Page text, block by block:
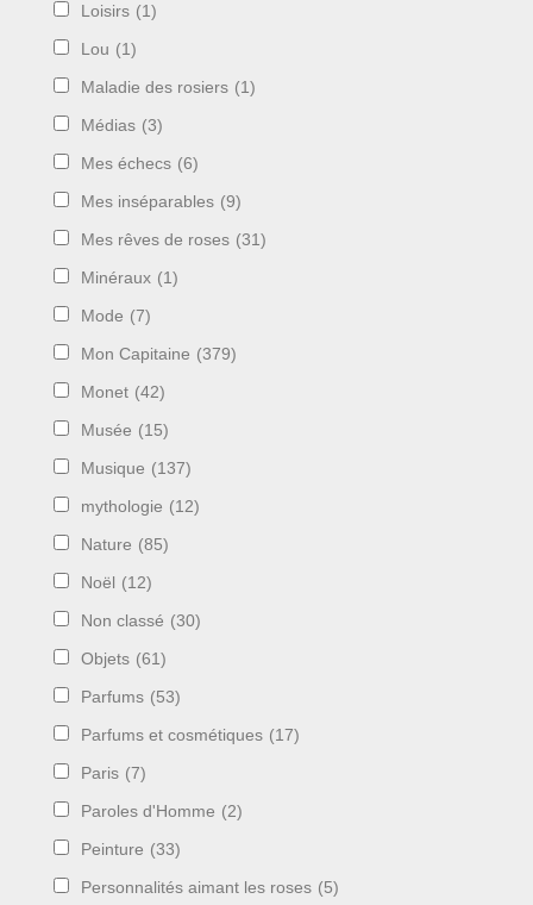
Loisirs (1)
Lou (1)
Maladie des rosiers (1)
Médias (3)
Mes échecs (6)
Mes inséparables (9)
Mes rêves de roses (31)
Minéraux (1)
Mode (7)
Mon Capitaine (379)
Monet (42)
Musée (15)
Musique (137)
mythologie (12)
Nature (85)
Noël (12)
Non classé (30)
Objets (61)
Parfums (53)
Parfums et cosmétiques (17)
Paris (7)
Paroles d'Homme (2)
Peinture (33)
Personnalités aimant les roses (5)